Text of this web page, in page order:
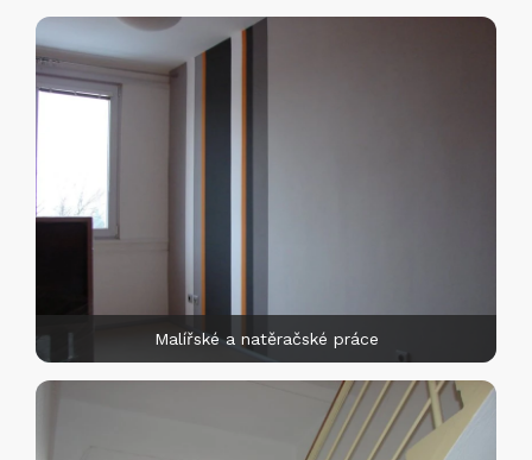
Malířské a natěračské práce